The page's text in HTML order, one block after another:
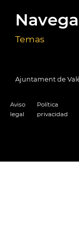
Temas
Ajuntament de
Aviso
legal
Política
privacidad